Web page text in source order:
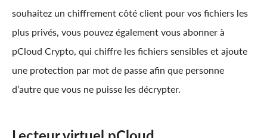
souhaitez un chiffrement côté client pour vos fichiers les
plus privés, vous pouvez également vous abonner à
pCloud Crypto, qui chiffre les fichiers sensibles et ajoute
une protection par mot de passe afin que personne
d’autre que vous ne puisse les décrypter.